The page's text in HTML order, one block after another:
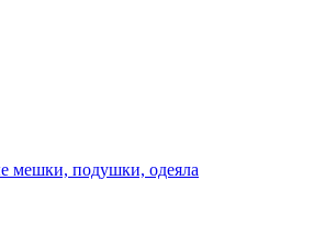
мешки, подушки, одеяла